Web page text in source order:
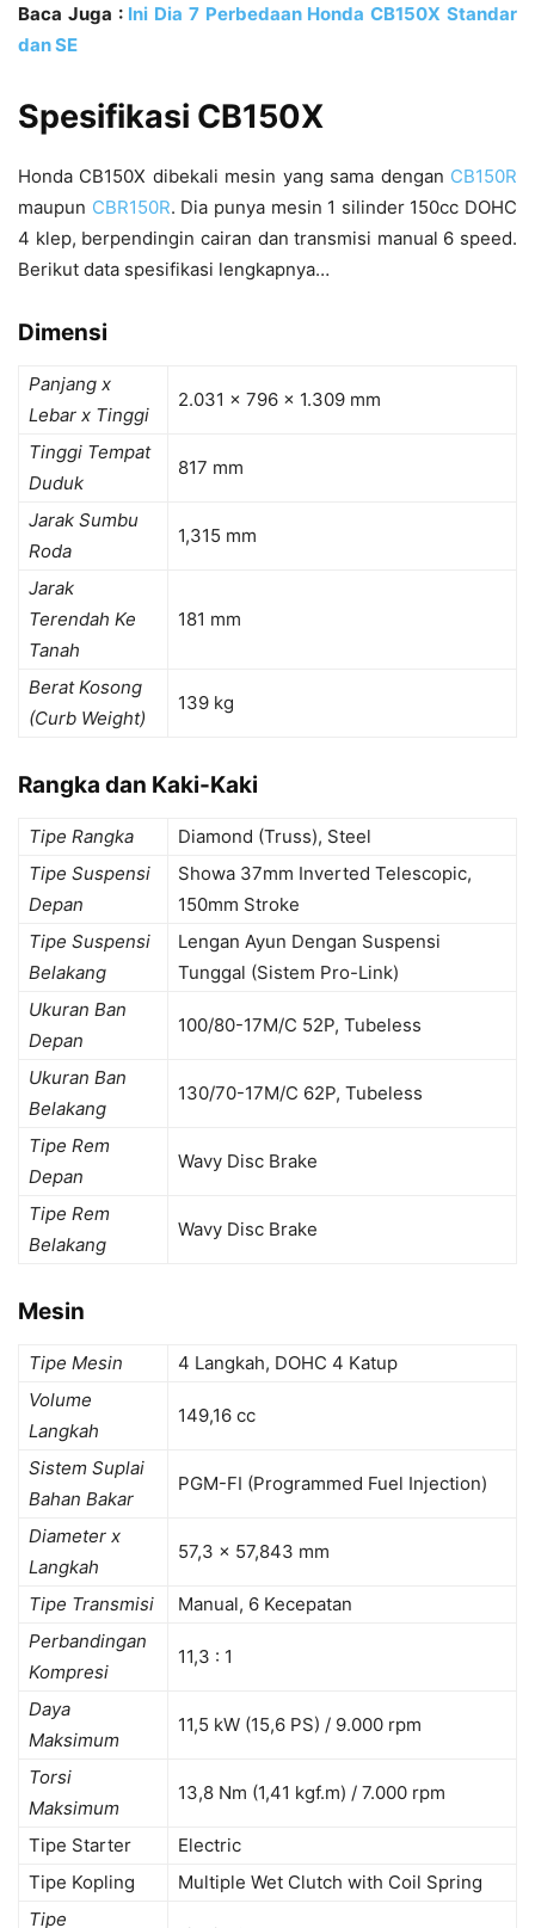
Baca Juga : Ini Dia 7 Perbedaan Honda CB150X Standar
dan SE
Spesifikasi CB150X
Honda CB150X dibekali mesin yang sama dengan CB150R
maupun CBR150R. Dia punya mesin 1 silinder 150cc DOHC
4 klep, berpendingin cairan dan transmisi manual 6 speed.
Berikut data spesifikasi lengkapnya…
Dimensi
Panjang x
Lebar x Tinggi
2.031 x 796 x 1.309 mm
Tinggi Tempat
Duduk
817 mm
Jarak Sumbu
Roda
1,315 mm
Jarak
Terendah Ke
Tanah
181 mm
Berat Kosong
(Curb Weight)
139 kg
Rangka dan Kaki-Kaki
Tipe Rangka
Diamond (Truss), Steel
Tipe Suspensi
Depan
Showa 37mm Inverted Telescopic,
150mm Stroke
Tipe Suspensi
Belakang
Lengan Ayun Dengan Suspensi
Tunggal (Sistem Pro-Link)
Ukuran Ban
Depan
100/80-17M/C 52P, Tubeless
Ukuran Ban
Belakang
130/70-17M/C 62P, Tubeless
Tipe Rem
Depan
Wavy Disc Brake
Tipe Rem
Belakang
Wavy Disc Brake
Mesin
Tipe Mesin
4 Langkah, DOHC 4 Katup
Volume
Langkah
149,16 cc
Sistem Suplai
Bahan Bakar
PGM-FI (Programmed Fuel Injection)
Diameter x
Langkah
57,3 x 57,843 mm
Tipe Transmisi
Manual, 6 Kecepatan
Perbandingan
Kompresi
11,3 : 1
Daya
Maksimum
11,5 kW (15,6 PS) / 9.000 rpm
Torsi
Maksimum
13,8 Nm (1,41 kgf.m) / 7.000 rpm
Tipe Starter
Electric
Tipe Kopling
Multiple Wet Clutch with Coil Spring
Tipe